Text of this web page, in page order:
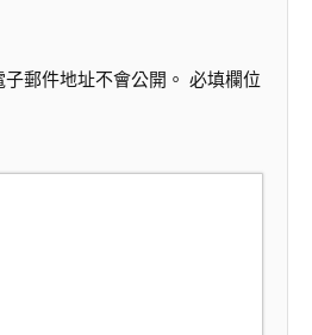
郵件地址不會公開。 必填欄位